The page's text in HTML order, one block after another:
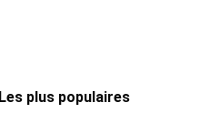
Les plus populaires